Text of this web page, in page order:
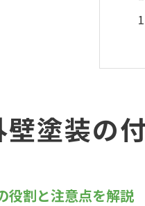
塗装の
役割と注意点を解説